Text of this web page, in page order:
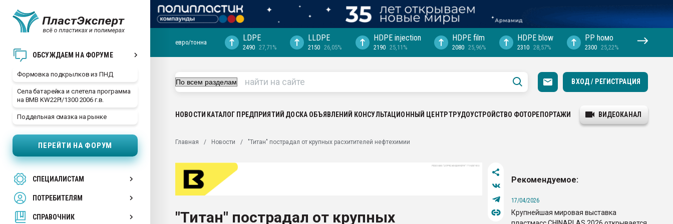
ОБСУЖДАЕМ НА ФОРУМЕ
Формовка подкрылков из ПНД
Села батарейка и слетела программа
на BMB KW22PI/1300 2006 г.в.
Поддельная смазка на рынке
ПЕРЕЙТИ НА ФОРУМ
СПЕЦИАЛИСТАМ
ПОТРЕБИТЕЛЯМ
СПРАВОЧНИК
29.07.2026 ФРП помог "Ижевскому
Вакуум-формовочные машины:
28.07.2026 Автоматизация выходит на
первый план в переработке
пластмасс
ситуацией на строительном рынке
евро/тонна LDPE
2490 27,71%
LLDPE
2150 26,05%
HDPE injection
2190 25,11%
HDPE film
2080 25,96%
HDPE blow
2310 28,57%
PP hомо
2300 25,22%
ВХОД / РЕГИСТРАЦИЯ
НОВОСТИ КАТАЛОГ ПРЕДПРИЯТИЙ ДОСКА ОБЪЯВЛЕНИЙ КОНСУЛЬТАЦИОННЫЙ ЦЕНТРТРУДОУСТРОЙСТВО ФОТОРЕПОРТАЖИ ВИДЕОКАНАЛ
Главная Новости "Титан" пострадал от крупных расхитителей нефтехимии
"Титан" пострадал от крупных
Рекомендуемое:
17/04/2026
Крупнейшая мировая выставка